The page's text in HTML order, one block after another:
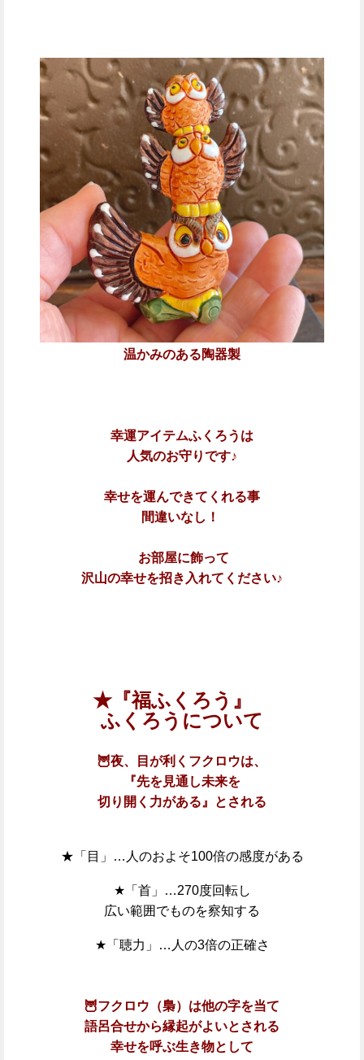
温かみのある陶器製
幸運アイテムふくろうは
人気のお守りです♪
幸せを運んできてくれる事
間違いなし！
お部屋に飾って
沢山の幸せを招き入れてください♪
★『福ふくろう』
ふくろうについて
🦉夜、目が利くフクロウは、
『先を見通し未来を
切り開く力がある』とされる
★「目」…人のおよそ100倍の感度がある
★「首」…270度回転し
広い範囲でものを察知する
★「聴力」…人の3倍の正確さ
🦉フクロウ（梟）は他の字を当て
語呂合せから縁起がよいとされる
幸せを呼ぶ生き物として